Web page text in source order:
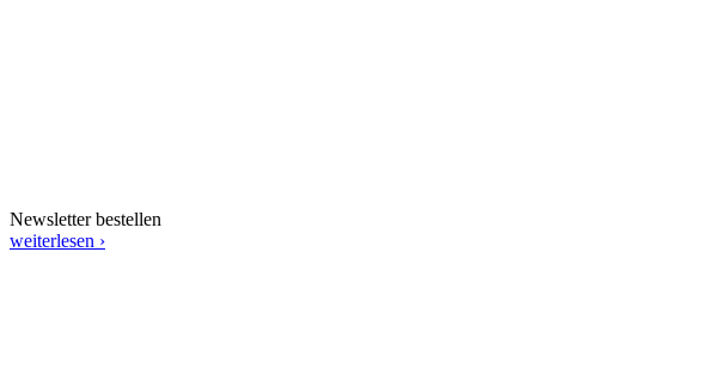
Newsletter bestellen
weiterlesen ›